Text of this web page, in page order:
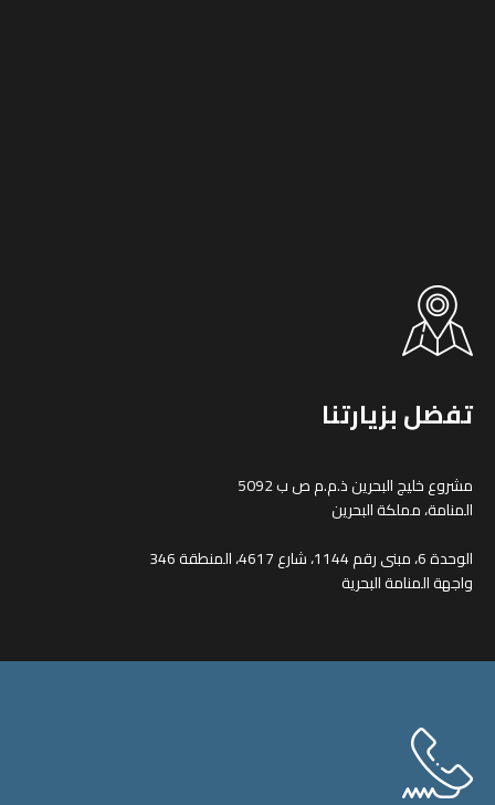
تفضل بزيارتنا
مشروع خليج البحرين ذ.م.م ص ب 5092
المنامة، مملكة البحرين
الوحدة 6، مبنى رقم 1144، شارع 4617، المنطقة 346
واجهة المنامة البحرية